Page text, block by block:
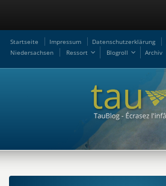
Startseite Impressum Datenschutzerklärung
Niedersachsen
Ressort Blogroll Archiv